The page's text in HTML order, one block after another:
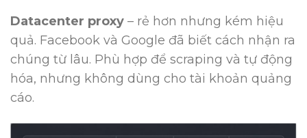
Datacenter proxy – rẻ hơn nhưng kém hiệu
quả. Facebook và Google đã biết cách nhận ra
chúng từ lâu. Phù hợp để scraping và tự động
hóa, nhưng không dùng cho tài khoản quảng
cáo.